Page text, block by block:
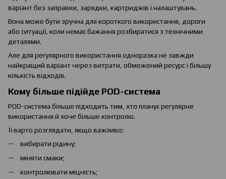
варіант без заправки, зарядки, картриджів і налаштувань.
Вона може бути зручна для короткого використання, дороги
або ситуації, коли немає бажання розбиратися з технічними
деталями.
Але для регулярного використання одноразка не завжди
найкращий варіант через витрати, обмежений ресурс і більшу
кількість відходів.
Кому більше підійде POD-система
POD-система більше підходить тим, хто планує регулярне
використання й хоче більше контролю.
Її варто розглядати, якщо важливо:
вибирати рідину;
міняти смаки;
контролювати міцність;